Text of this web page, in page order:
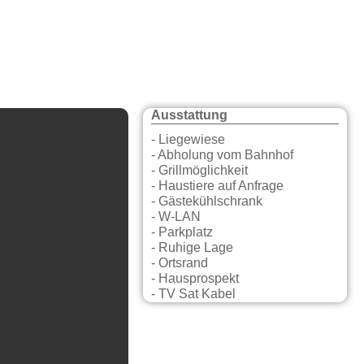
Ausstattung
- Liegewiese
- Abholung vom Bahnhof
- Grillmöglichkeit
- Haustiere auf Anfrage
- Gästekühlschrank
- W-LAN
- Parkplatz
- Ruhige Lage
- Ortsrand
- Hausprospekt
- TV Sat Kabel